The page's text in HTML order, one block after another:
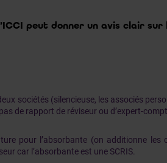
peut donner un avis clair
sociétés (silencieuse, les associés
de rapport de réviseur ou d’expert-
pour l’absorbante (on additionne
car l’absorbante est une SCRIS.